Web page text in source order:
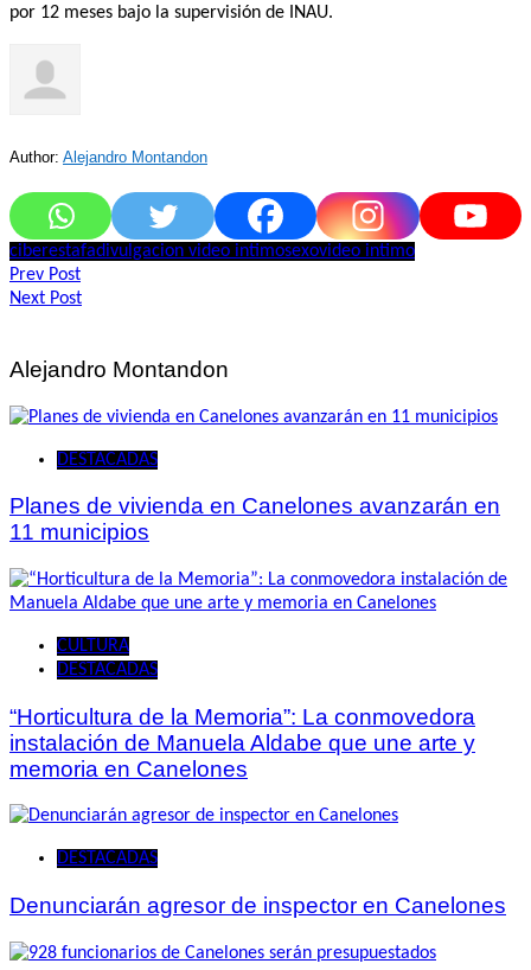
por 12 meses bajo la supervisión de INAU.
Author: Alejandro Montandon
ciberestafadivulgacion video intimosexovideo intimo
Navegación
de
Prev Post
Next Post
Alejandro Montandon
DESTACADAS
Planes de vivienda en Canelones avanzarán en
11 municipios
CULTURA
DESTACADAS
“Horticultura de la Memoria”: La conmovedora
instalación de Manuela Aldabe que une arte y
memoria en Canelones
DESTACADAS
Denunciarán agresor de inspector en Canelones